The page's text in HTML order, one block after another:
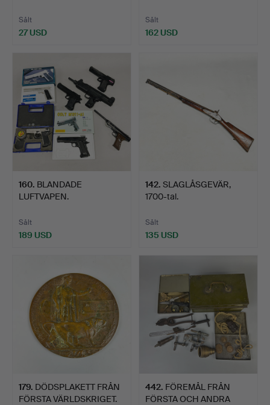
Sålt
27 USD
Sålt
162 USD
160. BLANDADE
LUFTVAPEN.
Sålt
189 USD
142. SLAGLÅSGEVÄR,
1700-tal.
Sålt
135 USD
179. DÖDSPLAKETT FRÅN
FÖRSTA VÄRLDSKRIGET.
442. FÖREMÅL FRÅN
FÖRSTA OCH ANDRA